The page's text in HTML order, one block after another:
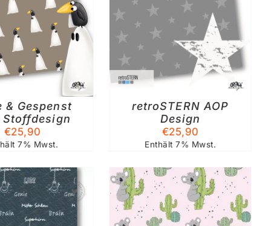
& Gespenst
Stoffdesign
€25,90
7% Mwst.
WÄHLEN
DIESES
PRODUKT
WEIST
MEHRERE
VARIANTEN
DIE
OPTIONEN
KÖNNEN
AUF
PRODUKTSEITE
GEWÄHLT
WERDEN
/ DETAILS
retroSTERN AOP
Design
€25,90
Enthält 7% Mwst.